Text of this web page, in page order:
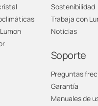
Sostenibilidad
Trabaja con
Noticias
Soporte
Preguntas
Garantía
Manuales de